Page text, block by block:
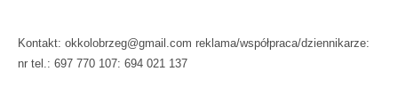
Kontakt: okkolobrzeg@gmail.com reklama/współpraca/dziennikarze:
nr tel.: 697 770 107: 694 021 137